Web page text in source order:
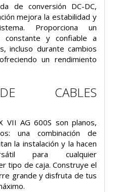
de conversión DC-DC,
mejora la estabilidad y
Proporciona un
constante y confiable a
incluso durante cambios
un rendimiento
CABLES
VII AG 600S son planos,
una combinación de
la instalación y la hacen
para cualquier
tipo de caja. Construye el
grande y disfruta de tus